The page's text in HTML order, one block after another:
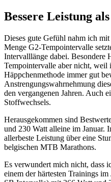
Bessere Leistung
Dieses gute Gefühl nahm ich
Menge G2-Tempointervalle
Intervalllänge dabei. Besondere
Tempointervalle aber nicht, weil
Häppchenmethode immer gut
Anstrengungswahrnehmung
den vergangenen Jahren. Auch
Stoffwechsels.
Herausgekommen sind
und 230 Watt alleine im Januar.
allerbeste Leistung über eine
belgischen MTB Marathons.
Es verwundert mich nicht, dass
einem der härtesten Trainings